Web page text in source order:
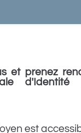
et prenez
d'Identité
est